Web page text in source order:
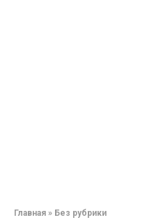
Главная » Без рубрики